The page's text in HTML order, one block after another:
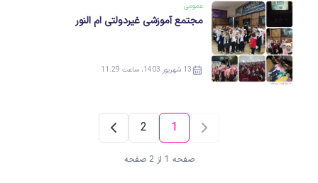
عمومی
مجتمع آموزشی غیردولتی ام النور
13 شهریور 1403، ساعت 11:29
1
2
صفحه 1 از 2 صفحه